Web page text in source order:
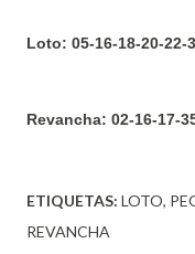
Loto: 05-16-18-20-22-
Revancha: 02-16-17-
ETIQUETAS: LOTO
REVANCHA